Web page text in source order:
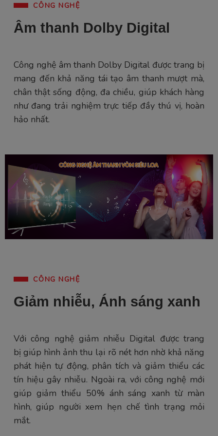
CÔNG NGHỆ
Âm thanh Dolby Digital
Công nghệ âm thanh Dolby Digital được trang bị
mang đến khả năng tái tạo âm thanh mượt mà,
chân thật sống động, đa chiều, giúp khách hàng
như đang trải nghiệm trực tiếp đầy thú vị, hoàn
hảo nhất.
CÔNG NGHỆ
Giảm nhiễu, Ánh sáng xanh
Với công nghệ giảm nhiễu Digital được trang
bị giúp hình ảnh thu lại rõ nét hơn nhờ khả năng
phát hiện tự động, phân tích và giảm thiểu các
tín hiệu gây nhiễu. Ngoài ra, với công nghệ mới
giúp giảm thiểu 50% ánh sáng xanh từ màn
hình, giúp người xem hẹn chế tình trạng mỏi
mắt.